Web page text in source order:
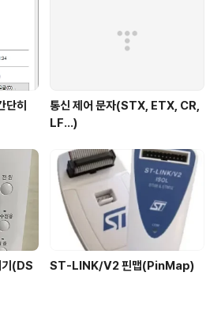
히
통신 제어 문자(STX, ETX, CR,
LF...)
기(DS
ST-LINK/V2 핀맵(PinMap)